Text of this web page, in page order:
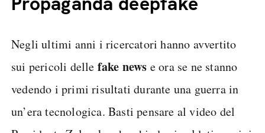
Negli ultimi anni i ricercatori hanno avvertito
sui pericoli delle fake news e ora se ne stanno
vedendo i primi risultati durante una guerra in
un’era tecnologica. Basti pensare al video del